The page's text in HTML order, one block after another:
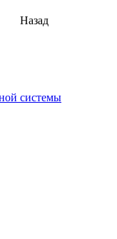
Назад
системы